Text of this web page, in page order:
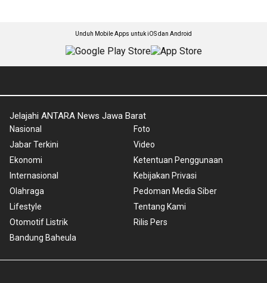
Unduh Mobile Apps untuk iOS dan Android
Jelajahi ANTARA News Jawa Barat
Nasional
Jabar Terkini
Ekonomi
Internasional
Olahraga
Lifestyle
Otomotif Listrik
Bandung Baheula
Foto
Video
Ketentuan Penggunaan
Kebijakan Privasi
Pedoman Media Siber
Tentang Kami
Rilis Pers